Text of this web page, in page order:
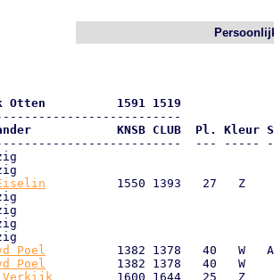
Otten          1591 1519
KNSB CLUB  Pl. Kleur
--- -----
1550 1393   27   Z
Poel
1382 1378   40   W
Poel
1382 1378   40   W
Verkijk
1600 1644   25   Z